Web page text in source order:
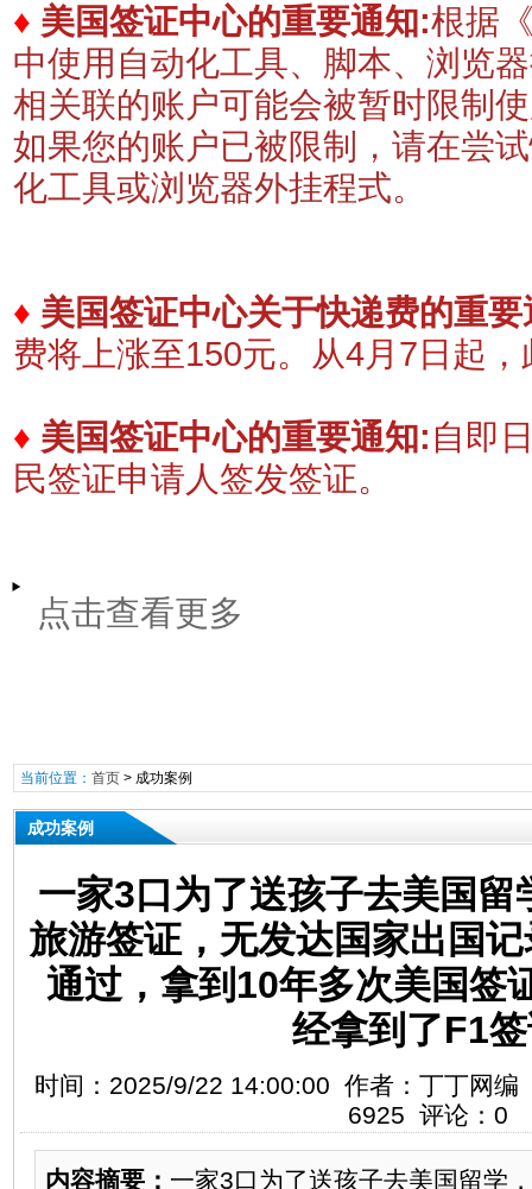
♦ 美国签证中心的重要通知:根据
中使用自动化工具、脚本、浏览
相关联的账户可能会被暂时限制
如果您的账户已被限制，请在尝
化工具或浏览器外挂程式。
♦ 美国签证中心关于快递费的重
费将上涨至150元。
从4月7日起
♦ 美国签证中心的重要通知: 自即
民签证申请人签发签证。
点击查看更多
当前位置： 首页> 成功案例
成功案例
一家3口为了送孩子去美国留
旅游签证，无发达国家出国
通过，拿到10年多次美国签
经拿到了F1
时间：2025/9/22 14:00:00 作者：丁丁网
6925 评论：0
内容摘要： 一家3口为了送孩子去美国留学